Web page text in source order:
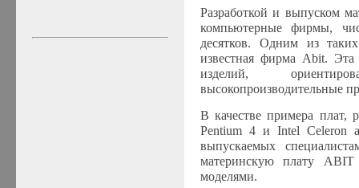
Разработкой и выпуском
компьютерные фирмы,
десятков. Одним из
известная фирма Abit.
изделий,
высокопроизводительные
В качестве примера плат,
Pentium 4 и Intel Celeron
выпускаемых
материнскую плату ABIT
моделями.